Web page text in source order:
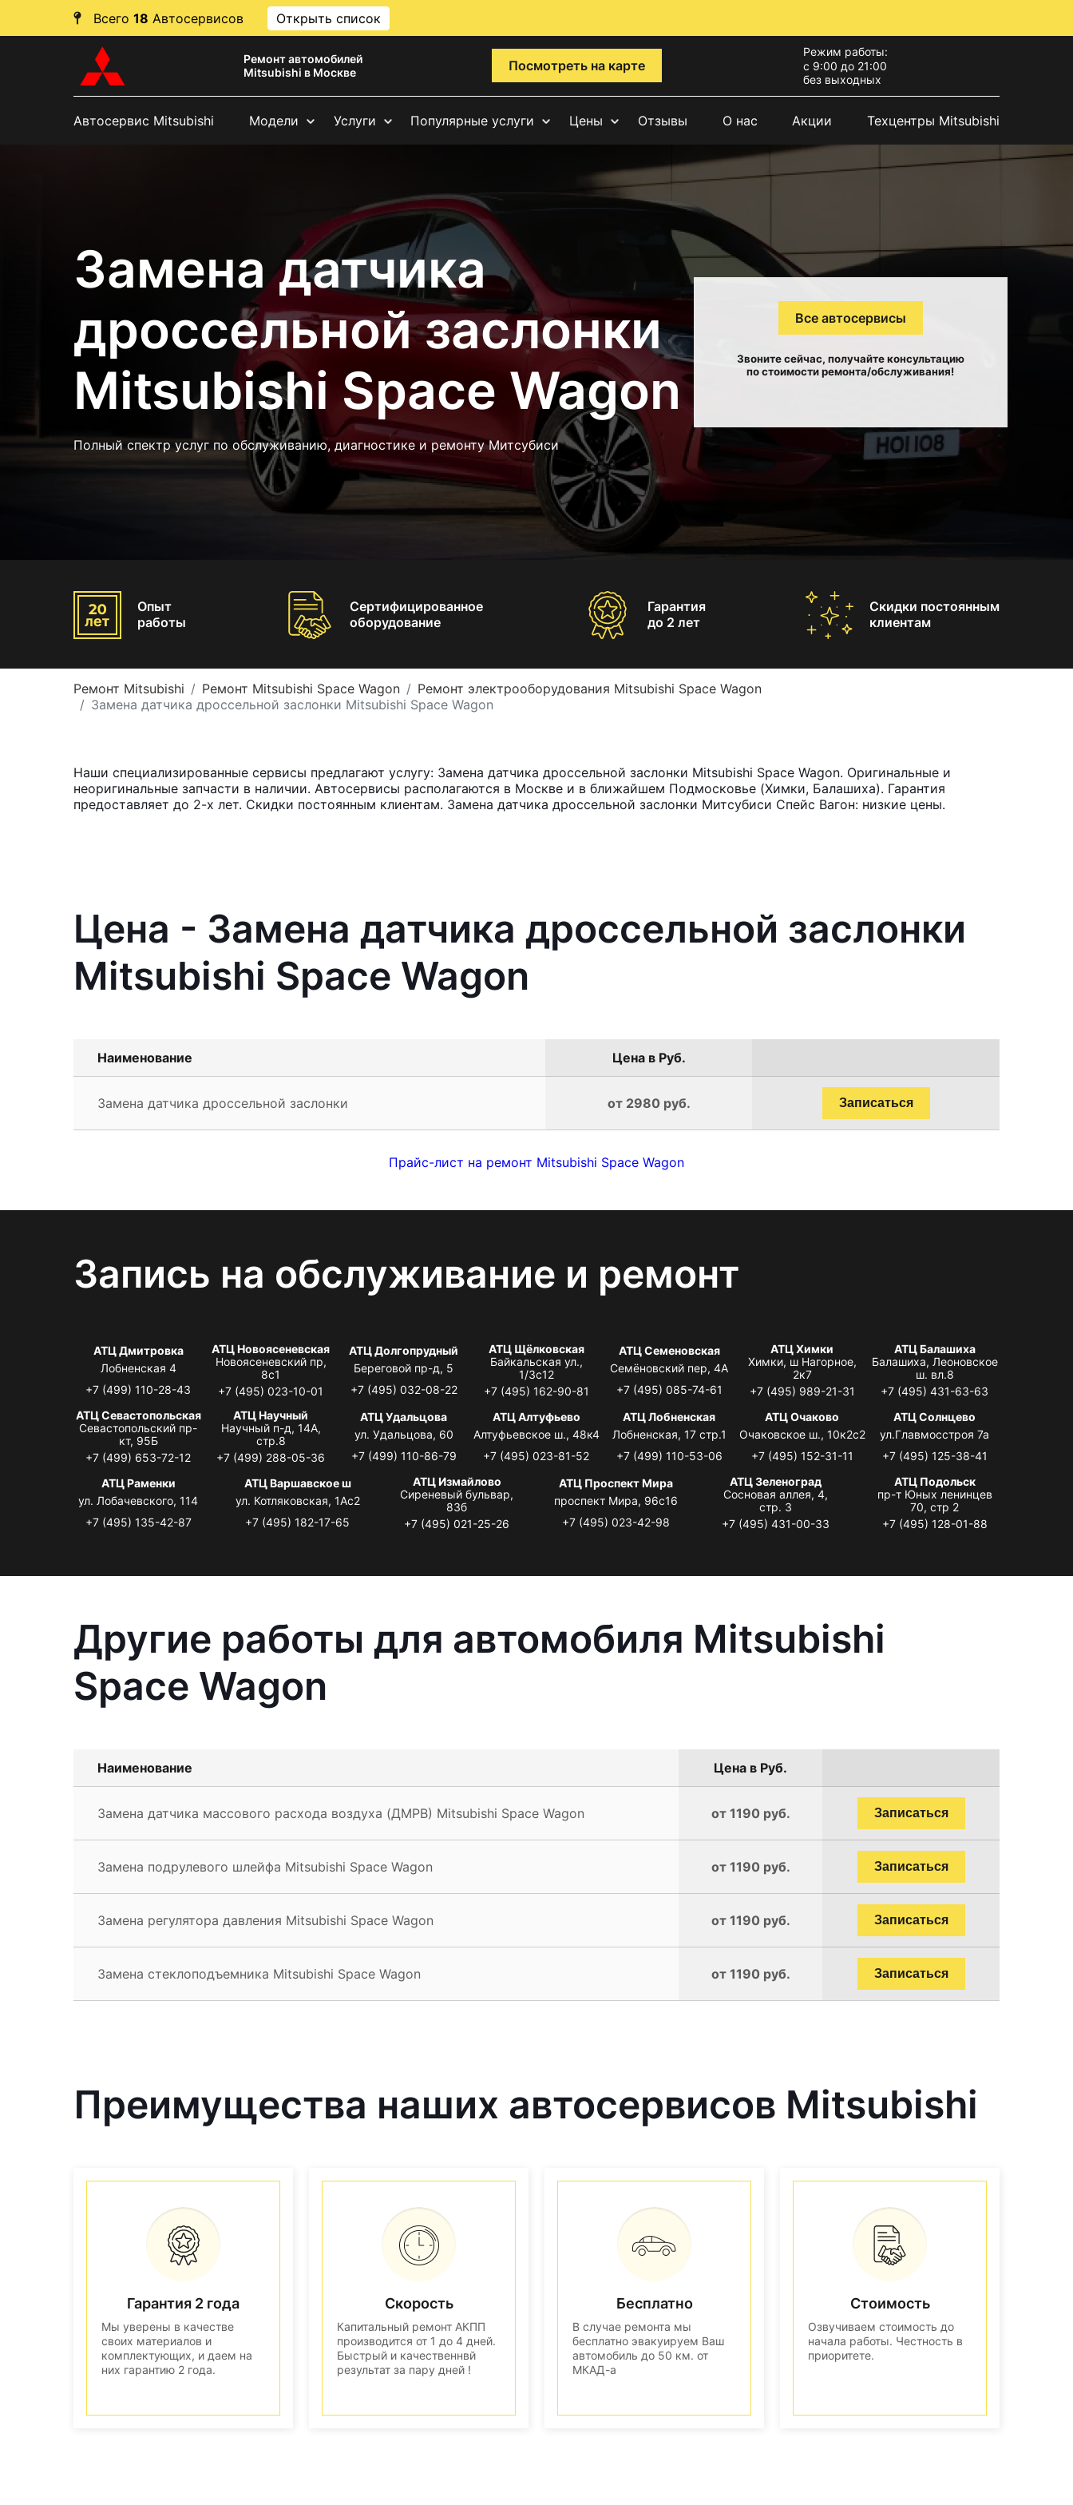
Всего 18 Автосервисов Открыть список
Ремонт автомобилей
Mitsubishi в Москве
Посмотреть на карте
Режим работы:
с 9:00 до 21:00
без выходных
Автосервис Mitsubishi Модели Услуги Популярные услуги Цены Отзывы О нас Акции Техцентры Mitsubishi
Замена датчика
дроссельной заслонки
Mitsubishi Space Wagon
Полный спектр услуг по обслуживанию, диагностике и ремонту Митсубиси
Все автосервисы
Звоните сейчас, получайте консультацию
по стоимости ремонта/обслуживания!
Опыт
работы
Сертифицированное
оборудование
Гарантия
до 2 лет
Скидки постоянным
клиентам
Ремонт Mitsubishi Ремонт Mitsubishi Space Wagon
Ремонт электрооборудования Mitsubishi Space Wagon
Замена датчика дроссельной заслонки Mitsubishi Space Wagon
Наши специализированные сервисы предлагают услугу: Замена датчика дроссельной заслонки Mitsubishi Space Wagon. Оригинальные и
неоригинальные запчасти в наличии. Автосервисы располагаются в Москве и в ближайшем Подмосковье (Химки, Балашиха). Гарантия
предоставляет до 2-х лет. Скидки постоянным клиентам. Замена датчика дроссельной заслонки Митсубиси Спейс Вагон: низкие цены.
Цена - Замена датчика дроссельной заслонки
Mitsubishi Space Wagon
Наименование Цена в Руб.
Замена датчика дроссельной заслонки от 2980 руб. Записаться
Прайс-лист на ремонт Mitsubishi Space Wagon
Запись на обслуживание и ремонт
АТЦ Дмитровка
Лобненская 4
+7 (499) 110-28-43
АТЦ Новоясеневская
Новоясеневский пр,
8с1
+7 (495) 023-10-01
АТЦ Долгопрудный
Береговой пр-д, 5
+7 (495) 032-08-22
АТЦ Щёлковская
Байкальская ул.,
1/3с12
+7 (495) 162-90-81
АТЦ Семеновская
Семёновский пер, 4А
+7 (495) 085-74-61
АТЦ Химки
Химки, ш Нагорное,
2к7
+7 (495) 989-21-31
АТЦ Балашиха
Балашиха, Леоновское
ш. вл.8
+7 (495) 431-63-63
АТЦ Севастопольская
Севастопольский пр-
кт, 95Б
+7 (499) 653-72-12
АТЦ Научный
Научный п-д, 14А,
стр.8
+7 (499) 288-05-36
АТЦ Удальцова
ул. Удальцова, 60
+7 (499) 110-86-79
АТЦ Алтуфьево
Алтуфьевское ш., 48к4
+7 (495) 023-81-52
АТЦ Лобненская
Лобненская, 17 стр.1
+7 (499) 110-53-06
АТЦ Очаково
Очаковское ш., 10к2с2
+7 (495) 152-31-11
АТЦ Солнцево
ул.Главмосстроя 7а
+7 (495) 125-38-41
АТЦ Раменки
ул. Лобачевского, 114
+7 (495) 135-42-87
АТЦ Варшавское ш
ул. Котляковская, 1Ас2
+7 (495) 182-17-65
АТЦ Измайлово
Сиреневый бульвар,
83б
+7 (495) 021-25-26
АТЦ Проспект Мира
проспект Мира, 96с16
+7 (495) 023-42-98
АТЦ Зеленоград
Сосновая аллея, 4,
стр. 3
+7 (495) 431-00-33
АТЦ Подольск
пр-т Юных ленинцев
70, стр 2
+7 (495) 128-01-88
Другие работы для автомобиля Mitsubishi
Space Wagon
Наименование Цена в Руб.
Замена датчика массового расхода воздуха (ДМРВ) Mitsubishi Space Wagon от 1190 руб. Записаться
Замена подрулевого шлейфа Mitsubishi Space Wagon от 1190 руб. Записаться
Замена регулятора давления Mitsubishi Space Wagon от 1190 руб. Записаться
Замена стеклоподъемника Mitsubishi Space Wagon от 1190 руб. Записаться
Преимущества наших автосервисов Mitsubishi
Гарантия 2 года
Мы уверены в качестве
своих материалов и
комплектующих, и даем на
них гарантию 2 года.
Скорость
Капитальный ремонт АКПП
производится от 1 до 4 дней.
Быстрый и качественнвй
результат за пару дней !
Бесплатно
В случае ремонта мы
бесплатно эвакуируем Ваш
автомобиль до 50 км. от
МКАД-а
Стоимость
Озвучиваем стоимость до
начала работы. Честность в
приоритете.